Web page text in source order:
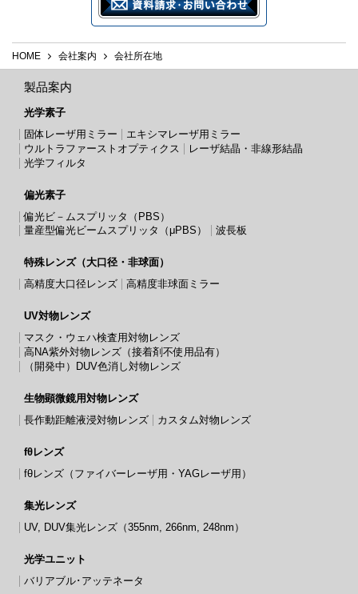
HOME 会社案内 会社所在地
製品案内
光学素子
固体レーザ用ミラー
エキシマレーザ用ミラー
ウルトラファーストオプティクス
レーザ結晶・非線形結晶
光学フィルタ
偏光素子
偏光ビ－ムスプリッタ（PBS）
量産型偏光ビームスプリッタ（μPBS）
波長板
特殊レンズ（大口径・非球面）
高精度大口径レンズ
高精度非球面ミラー
UV対物レンズ
マスク・ウェハ検査用対物レンズ
高NA紫外対物レンズ（接着剤不使用品有）
（開発中）DUV色消し対物レンズ
生物顕微鏡用対物レンズ
長作動距離液浸対物レンズ
カスタム対物レンズ
fθレンズ
fθレンズ（ファイバーレーザ用・YAGレーザ用）
集光レンズ
UV, DUV集光レンズ（355nm, 266nm, 248nm）
光学ユニット
バリアブル･アッテネータ